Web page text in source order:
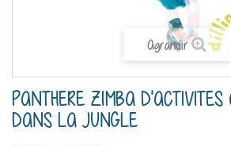
Agrandir
PANTHERE ZIMBA
DANS LA JUNGLE